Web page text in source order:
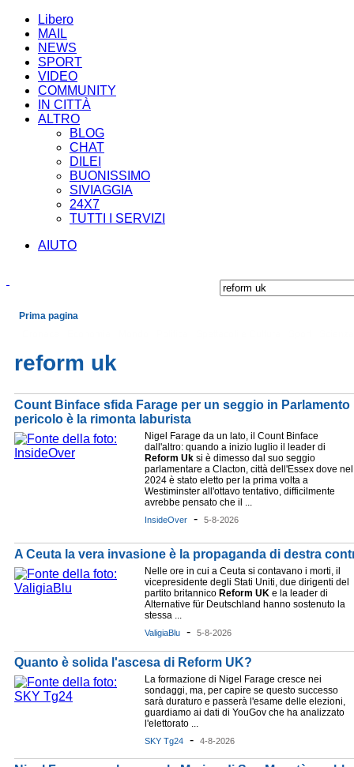
Libero
MAIL
NEWS
SPORT
VIDEO
COMMUNITY
IN CITTÀ
ALTRO
BLOG
CHAT
DILEI
BUONISSIMO
SIVIAGGIA
24X7
TUTTI I SERVIZI
AIUTO
Prima pagina
reform uk
Count Binface sfida Farage per un seggio in Parlamento
pericolo è la rimonta laburista
Nigel Farage da un lato, il Count Binface
dall'altro: quando a inizio luglio il leader di
Reform Uk si è dimesso dal suo seggio
parlamentare a Clacton, città dell'Essex dove nel
2024 è stato eletto per la prima volta a
Westiminster all'ottavo tentativo, difficilmente
avrebbe pensato che il ...
InsideOver - 5-8-2026
A Ceuta la vera invasione è la propaganda di destra
Nelle ore in cui a Ceuta si contavano i morti, il
vicepresidente degli Stati Uniti, due dirigenti del
partito britannico Reform UK e la leader di
Alternative für Deutschland hanno sostenuto la
stessa ...
ValigiaBlu - 5-8-2026
Quanto è solida l'ascesa di Reform UK?
La formazione di Nigel Farage cresce nei
sondaggi, ma, per capire se questo successo
sarà duraturo e passerà l'esame delle elezioni,
guardiamo ai dati di YouGov che ha analizzato
l'elettorato ...
SKY Tg24 - 4-8-2026